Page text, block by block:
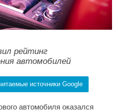
рейтинг
автомобилей
источники Google
автомобиля оказался